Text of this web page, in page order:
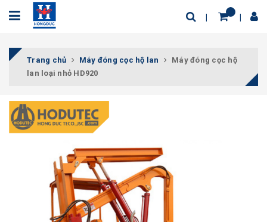
Trang chủ Máy đóng cọc hộ lan
Máy đóng cọc hộ
lan loại nhỏ HD920